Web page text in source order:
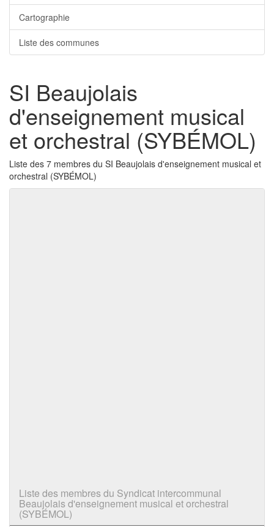
Cartographie
Liste des communes
SI Beaujolais
d'enseignement musical
et orchestral (SYBÉMOL)
Liste des 7 membres du SI Beaujolais d'enseignement musical et
orchestral (SYBÉMOL)
Liste des membres du Syndicat intercommunal
Beaujolais d'enseignement musical et orchestral
(SYBÉMOL)